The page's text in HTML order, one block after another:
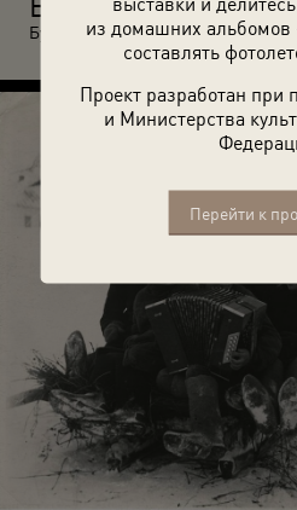
из домашних
составлять
Проект разработан при
и Министерства
Перейти к
пионерском лагере. 1938 год.
Бурят-Монгольская АССР.